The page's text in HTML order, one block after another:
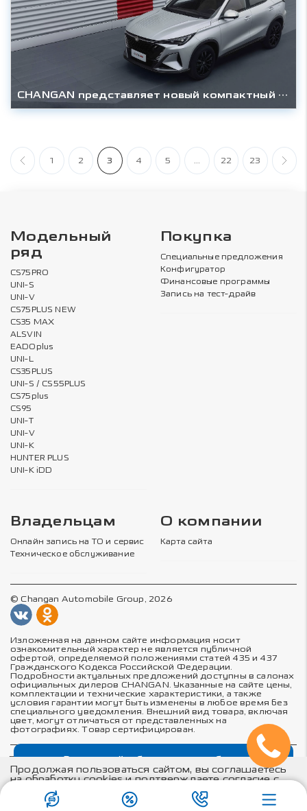
CHANGAN представляет новый компактный кроссовер CS35 MAX: три уровня оснащения для бескомпромиссного комфорта и технологий
1 2 3 4 5 ... 22 23
Модельный
ряд
CS75PRO
UNI-S
UNI-V
CS75PLUS NEW
CS35 MAX
ALSVIN
EADOplus
UNI-L
CS35PLUS
UNI-S / CS55PLUS
CS75plus
CS95
UNI-T
UNI-V
UNI-K
HUNTER PLUS
UNI-K iDD
Покупка
Специальные предложения
Конфигуратор
Финансовые программы
Запись на тест-драйв
Владельцам
Онлайн запись на ТО и сервис
Техническое обслуживание
О компании
Карта сайта
© Changan Automobile Group, 2026
Изложенная на данном сайте информация носит
ознакомительный характер не является публичной
офертой, определяемой положениями статей 435 и 437
Гражданского Кодекса Российской Федерации.
Подробности актуальных предложений доступны в салонах
официальных дилеров CHANGAN. Указанные на сайте цены,
комплектации и технические характеристики, а также
условия гарантии могут быть изменены в любое время без
специального уведомления. Внешний вид товара, включая
цвет, могут отличаться от представленных на
фотографиях. Товар сертифицирован.
Политика в отношении обработки персональных данных
Политика конфиденциальности
Согласие на обработку персональных данных
Соглашение об использовании cookie-файлов
Продолжая пользоваться сайтом, вы соглашаетесь
на обработку cookies и подтверждаете согласие с
положениями
политики
Выгодный обмен автомобиля